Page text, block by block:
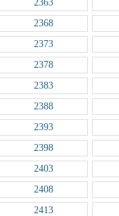
2363
2368
2373
2378
2383
2388
2393
2398
2403
2408
2413